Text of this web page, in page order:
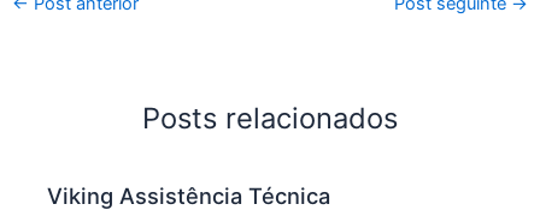
Posts relacionados
Viking Assistência Técnica